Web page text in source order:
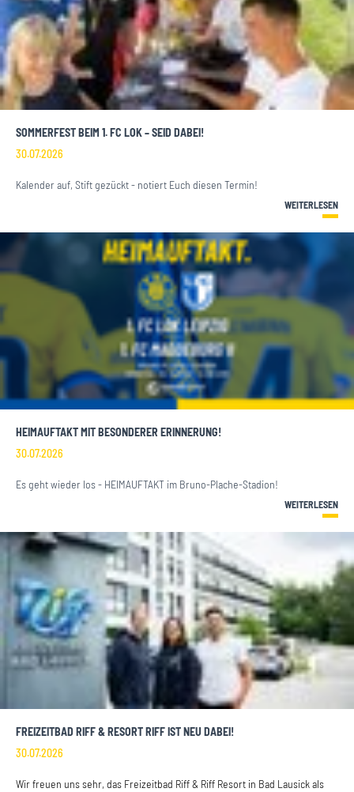
SOMMERFEST BEIM 1. FC LOK – SEID DABEI!
30.07.2026
Kalender auf, Stift gezückt - notiert Euch diesen Termin!
WEITERLESEN
HEIMAUFTAKT MIT BESONDERER ERINNERUNG!
30.07.2026
Es geht wieder los - HEIMAUFTAKT im Bruno-Plache-Stadion!
WEITERLESEN
FREIZEITBAD RIFF & RESORT RIFF IST NEU DABEI!
30.07.2026
Wir freuen uns sehr, das Freizeitbad Riff & Riff Resort in Bad Lausick als